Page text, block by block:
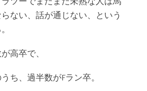
ない、話が通じない、という
高卒で、
ち、過半数がFラン卒。